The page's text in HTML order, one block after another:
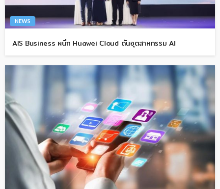
NEWS
AIS Business ผนึก Huawei Cloud ดันอุตสาหกรรม AI